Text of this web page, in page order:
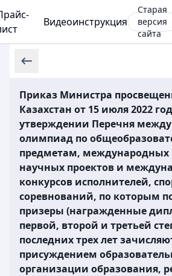
Видеоинструкция
Старая
версия
сайта
Приказ Министра
Казахстан от 15 июля 2022
утверждении Перечня
олимпиад по
предметам, международных
научных проектов и
конкурсов исполнителей,
соревнований, по которым
призеры (награжденные
первой, второй и третьей
последних трех лет
присуждением
организации образования,